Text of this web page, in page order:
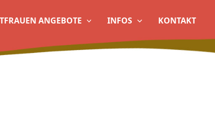
ANGEBOTE INFOS KONTAKT